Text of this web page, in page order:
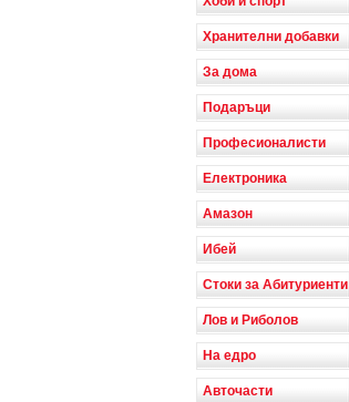
Хранителни добавки
За дома
Подаръци
Професионалисти
Електроника
Амазон
Ибей
Стоки за Абитуриенти
Лов и Риболов
На едро
Авточасти